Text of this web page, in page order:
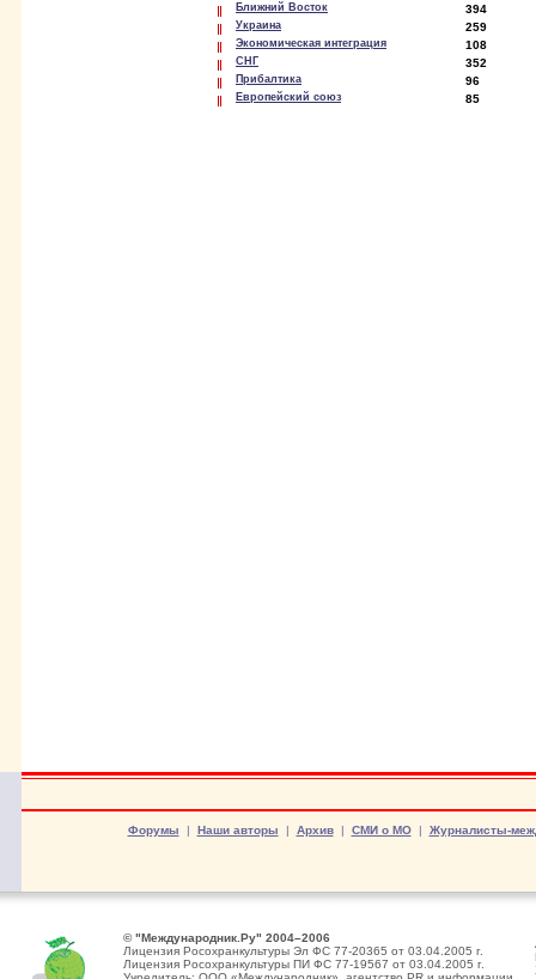
Ближний Восток 394
Украина 259
Экономическая интеграция 108
СНГ 352
Прибалтика 96
Европейский союз 85
Форумы | Наши авторы | Архив| СМИ о МО| Журналисты-
© "Международник.Ру" 2004–2006
Лицензия Росохранкультуры Эл ФС 77-20365 от 03.04.2005 г.
Лицензия Росохранкультуры ПИ ФС 77-19567 от 03.04.2005 г.